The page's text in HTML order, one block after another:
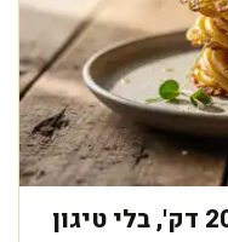
לביבות פסטה משגעות ב-20 דק', בלי טיגון